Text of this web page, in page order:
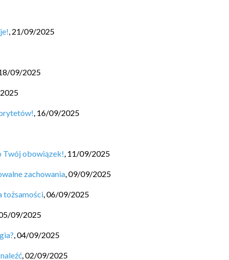
, 21/09/2025
09/2025
, 16/09/2025
Twój obowiązek!, 11/09/2025
zachowania,09/09/2025
tożsamości,06/09/2025
09/2025
,04/09/2025
,02/09/2025